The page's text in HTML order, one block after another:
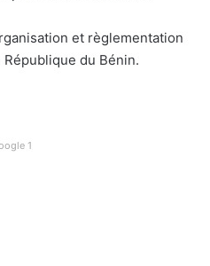
et règlementation
du Bénin.
1